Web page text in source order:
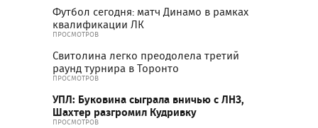
Футбол сегодня: матч Динамо в рамках
квалификации ЛК
ПРОСМОТРОВ
Свитолина легко преодолела третий
раунд турнира в Торонто
ПРОСМОТРОВ
УПЛ: Буковина сыграла вничью с ЛНЗ,
Шахтер разгромил Кудривку
ПРОСМОТРОВ